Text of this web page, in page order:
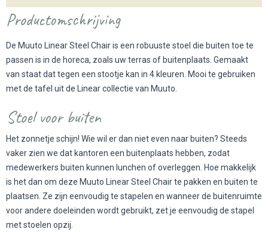
Productomschrijving
De Muuto Linear Steel Chair is een robuuste stoel die buiten toe te
passen is in de horeca, zoals uw terras of buitenplaats. Gemaakt
van staat dat tegen een stootje kan in 4 kleuren. Mooi te gebruiken
met de tafel uit de Linear collectie van Muuto.
Stoel voor buiten
Het zonnetje schijn! Wie wil er dan niet even naar buiten? Steeds
vaker zien we dat kantoren een buitenplaats hebben, zodat
medewerkers buiten kunnen lunchen of overleggen. Hoe makkelijk
is het dan om deze Muuto Linear Steel Chair te pakken en buiten te
plaatsen. Ze zijn eenvoudig te stapelen en wanneer de buitenruimte
voor andere doeleinden wordt gebruikt, zet je eenvoudig de stapel
met stoelen opzij.